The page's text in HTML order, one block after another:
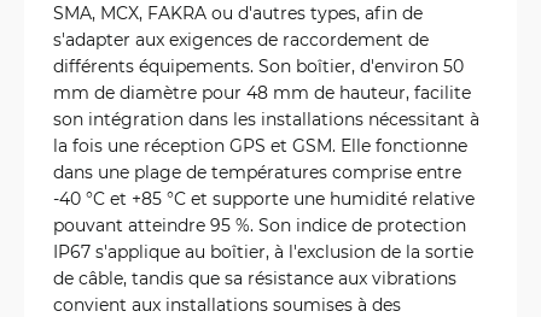
SMA, MCX, FAKRA ou d'autres types, afin de
s'adapter aux exigences de raccordement de
différents équipements. Son boîtier, d'environ 50
mm de diamètre pour 48 mm de hauteur, facilite
son intégration dans les installations nécessitant à
la fois une réception GPS et GSM. Elle fonctionne
dans une plage de températures comprise entre
-40 °C et +85 °C et supporte une humidité relative
pouvant atteindre 95 %. Son indice de protection
IP67 s'applique au boîtier, à l'exclusion de la sortie
de câble, tandis que sa résistance aux vibrations
convient aux installations soumises à des